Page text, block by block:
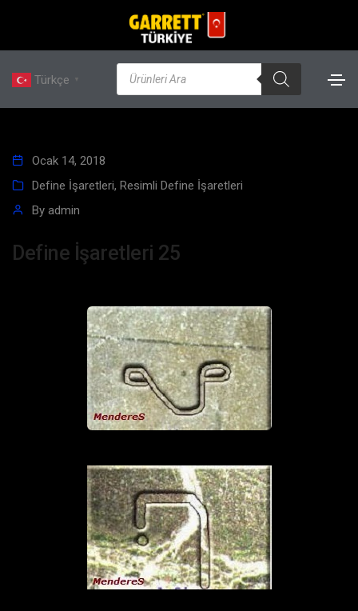
Türkçe ▼
Ocak 14, 2018
Define İşaretleri, Resimli Define İşaretleri
By admin
Define İşaretleri 25